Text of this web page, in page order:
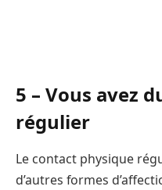
5 – Vous avez
régulier
Le contact physique
d’autres formes